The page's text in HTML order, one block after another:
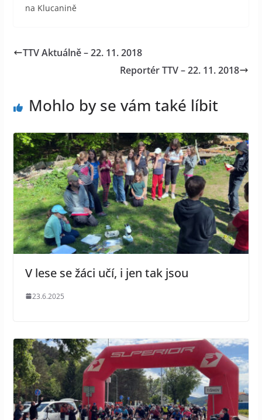
na Klucanině
TTV Aktuálně – 22. 11. 2018
Reportér TTV – 22. 11. 2018
Mohlo by se vám také líbit
V lese se žáci učí, i jen tak jsou
23.6.2025